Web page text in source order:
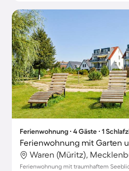
Ferienwohnung ∙ 4 Gäste ∙ 1
Ferienwohnung mit traumhaftem